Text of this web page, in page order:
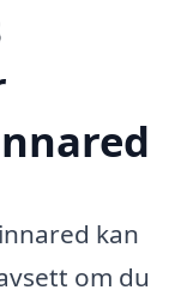
kan
om du